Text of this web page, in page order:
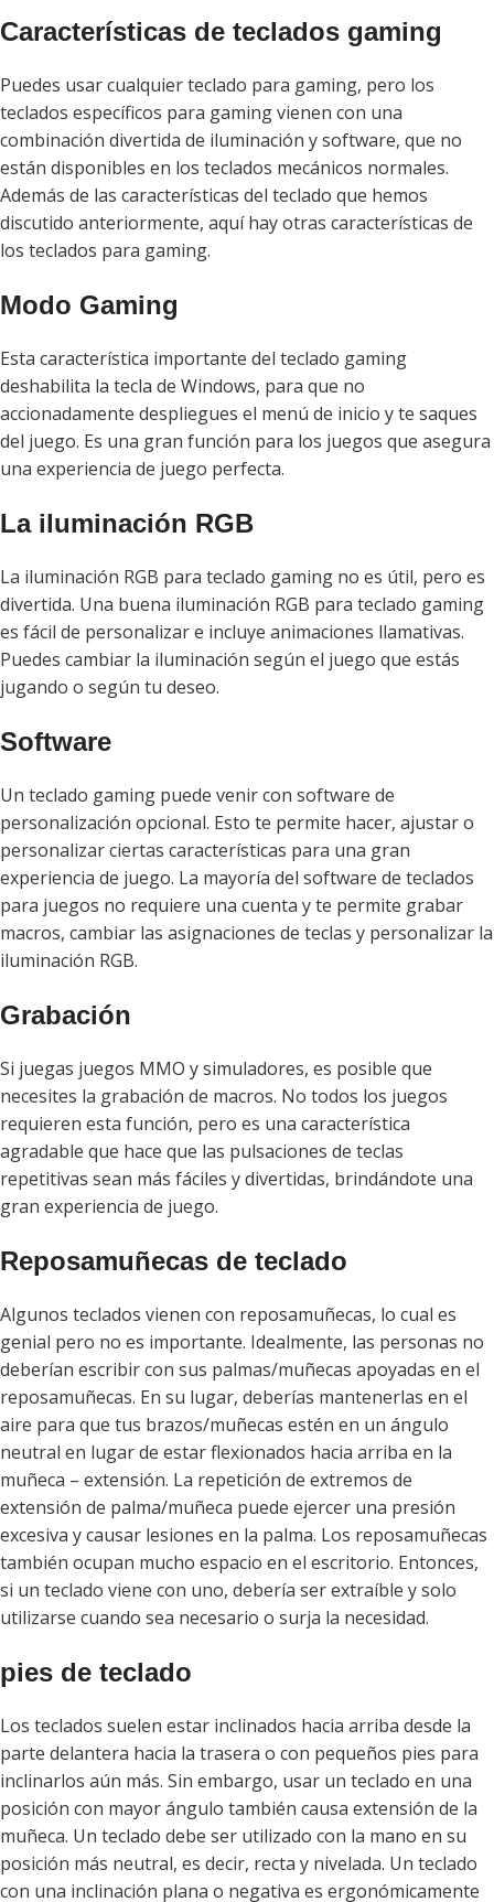
Características de teclados gaming
Puedes usar cualquier teclado para gaming, pero los
teclados específicos para gaming vienen con una
combinación divertida de iluminación y software, que no
están disponibles en los teclados mecánicos normales.
Además de las características del teclado que hemos
discutido anteriormente, aquí hay otras características de
los teclados para gaming.
Modo Gaming
Esta característica importante del teclado gaming
deshabilita la tecla de Windows, para que no
accionadamente despliegues el menú de inicio y te saques
del juego. Es una gran función para los juegos que asegura
una experiencia de juego perfecta.
La iluminación RGB
La iluminación RGB para teclado gaming no es útil, pero es
divertida. Una buena iluminación RGB para teclado gaming
es fácil de personalizar e incluye animaciones llamativas.
Puedes cambiar la iluminación según el juego que estás
jugando o según tu deseo.
Software
Un teclado gaming puede venir con software de
personalización opcional. Esto te permite hacer, ajustar o
personalizar ciertas características para una gran
experiencia de juego. La mayoría del software de teclados
para juegos no requiere una cuenta y te permite grabar
macros, cambiar las asignaciones de teclas y personalizar la
iluminación RGB.
Grabación
Si juegas juegos MMO y simuladores, es posible que
necesites la grabación de macros. No todos los juegos
requieren esta función, pero es una característica
agradable que hace que las pulsaciones de teclas
repetitivas sean más fáciles y divertidas, brindándote una
gran experiencia de juego.
Reposamuñecas de teclado
Algunos teclados vienen con reposamuñecas, lo cual es
genial pero no es importante. Idealmente, las personas no
deberían escribir con sus palmas/muñecas apoyadas en el
reposamuñecas. En su lugar, deberías mantenerlas en el
aire para que tus brazos/muñecas estén en un ángulo
neutral en lugar de estar flexionados hacia arriba en la
muñeca – extensión. La repetición de extremos de
extensión de palma/muñeca puede ejercer una presión
excesiva y causar lesiones en la palma. Los reposamuñecas
también ocupan mucho espacio en el escritorio. Entonces,
si un teclado viene con uno, debería ser extraíble y solo
utilizarse cuando sea necesario o surja la necesidad.
pies de teclado
Los teclados suelen estar inclinados hacia arriba desde la
parte delantera hacia la trasera o con pequeños pies para
inclinarlos aún más. Sin embargo, usar un teclado en una
posición con mayor ángulo también causa extensión de la
muñeca. Un teclado debe ser utilizado con la mano en su
posición más neutral, es decir, recta y nivelada. Un teclado
con una inclinación plana o negativa es ergonómicamente